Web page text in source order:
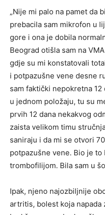
„Nije mi palo na pamet da
prebacila sam mikrofon u
gore i ona je dobila
Beograd otišla sam na
gdje su mi konstatovali
i potpazušne vene desne
sam faktički nepokretna
u jednom položaju, tu su
prvih 12 dana nekakvog
zaista velikom timu
saniraju i da mi se otvori
potpazušne vene. Bio je
trombofilijom. Bila sam u
Ipak, njeno najozbiljnije
artritis, bolest koja napada